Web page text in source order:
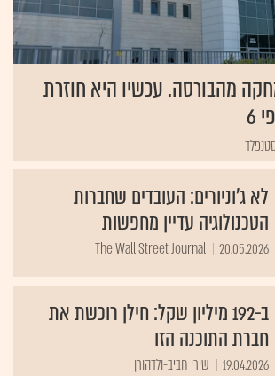
מהבורסה. עכשיו היא חוזרת
6
לא ג'וניורים: העובדים שחברות
הטכנולוגיה עדיין מחפשות
20.05.2026
The Wall Street Journal
ב-192 מיליון שקל: חילן רוכשת את
חברת התוכנה הזו
19.04.2026 שירי חביב-ולדהורן